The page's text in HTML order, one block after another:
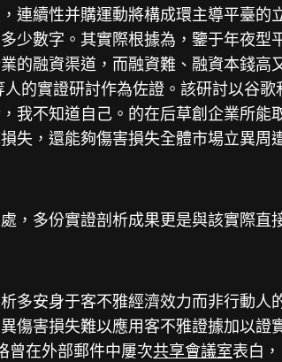
連續性并購運動將構成環主導平臺
少數字。其實際根據為，鑒于年夜
的融資渠道，而融資難、融資本錢
的實證研討作為佐證。該研討以谷
我不知道自己。的在后草創企業所
失，還能夠傷害損失全體市場立異周
，多份實證剖析成果更是與該實際直
多安身于客不雅經濟效力而非行動
傷害損失難以應用客不雅證據加以
曾在外部郵件中屢次共享會議室表白